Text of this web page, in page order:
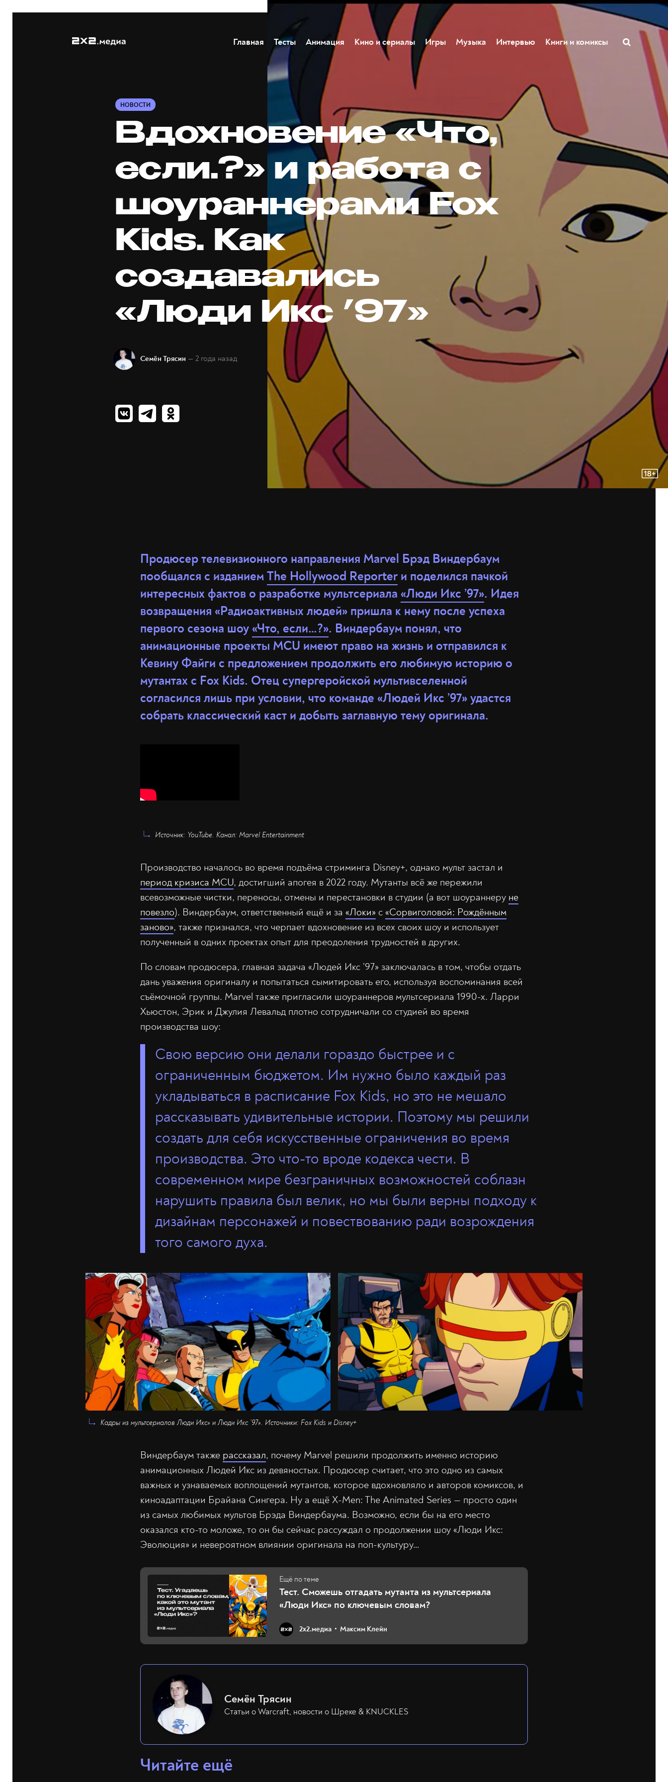
Главная Тесты Анимация Кино и сериалы Игры Музыка Интервью Книги и комиксы
НОВОСТИ
Вдохновение «Что,
если…?» и работа с
шоураннерами Fox
Kids. Как
создавались
«Люди Икс ’97»
Семён Трясин — 2 года назад
Продюсер телевизионного направления Marvel Брэд Виндербаум
пообщался с изданиемThe Hollywood Reporter и поделился пачкой
интересных фактов о разработке мультсериала «Люди Икс ’97». Идея
возвращения «Радиоактивных людей» пришла к нему после успеха
первого сезона шоу«Что, если…?». Виндербаум понял, что
анимационные проекты MCU имеют право на жизнь и отправился к
Кевину Файги с предложением продолжить его любимую историю о
мутантах с Fox Kids. Отец супергеройской мультивселенной
согласился лишь при условии, что команде «Людей Икс ’97» удастся
собрать классический каст и добыть заглавную тему оригинала.
Источник: YouTube. Канал: Marvel Entertainment
Производство началось во время подъёма стриминга Disney+, однако мульт застал и
период кризиса MCU, достигший апогея в 2022 году. Мутанты всё же пережили
всевозможные чистки, переносы, отмены и перестановки в студии (а вот шоураннеру не
повезло). Виндербаум, ответственный ещё и за «Локи» с «Сорвиголовой: Рождённым
заново», также признался, что черпает вдохновение из всех своих шоу и использует
полученный в одних проектах опыт для преодоления трудностей в других.
По словам продюсера, главная задача «Людей Икс ’97» заключалась в том, чтобы отдать
дань уважения оригиналу и попытаться сымитировать его, используя воспоминания всей
съёмочной группы. Marvel также пригласили шоураннеров мультсериала 1990-х. Ларри
Хьюстон, Эрик и Джулия Левальд плотно сотрудничали со студией во время
производства шоу:
Свою версию они делали гораздо быстрее и с
ограниченным бюджетом. Им нужно было каждый раз
укладываться в расписание Fox Kids, но это не мешало
рассказывать удивительные истории. Поэтому мы решили
создать для себя искусственные ограничения во время
производства. Это что-то вроде кодекса чести. В
современном мире безграничных возможностей соблазн
нарушить правила был велик, но мы были верны подходу к
дизайнам персонажей и повествованию ради возрождения
того самого духа.
Кадры из мультсериалов Люди Икс» и Люди Икс ’97». Источники: Fox Kids и Disney+
Виндербаум также рассказал, почему Marvel решили продолжить именно историю
анимационных Людей Икс из девяностых. Продюсер считает, что это одно из самых
важных и узнаваемых воплощений мутантов, которое вдохновляло и авторов комиксов, и
киноадаптации Брайана Сингера. Ну а ещё X-Men: The Animated Series — просто один
из самых любимых мультов Брэда Виндербаума. Возможно, если бы на его место
оказался кто-то моложе, то он бы сейчас рассуждал о продолжении шоу «Люди Икс:
Эволюция» и невероятном влиянии оригинала на поп-культуру…
Тест. Сможешь отгадать мутанта из мультсериала
«Люди Икс» по ключевым словам?
2х2.медиа Максим Клейн
Семён Трясин
Статьи о Warcraft, новости о Шреке & KNUCKLES
Читайте ещё